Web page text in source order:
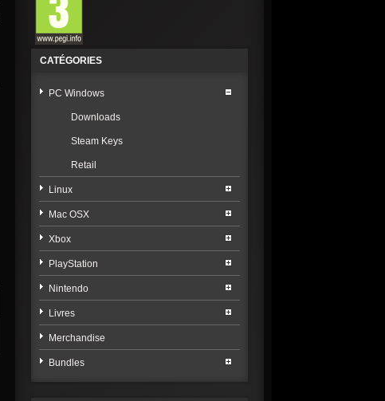
CATÉGORIES
PC Windows
Downloads
Steam Keys
Retail
Linux
Mac OSX
Xbox
PlayStation
Nintendo
Livres
Merchandise
Bundles